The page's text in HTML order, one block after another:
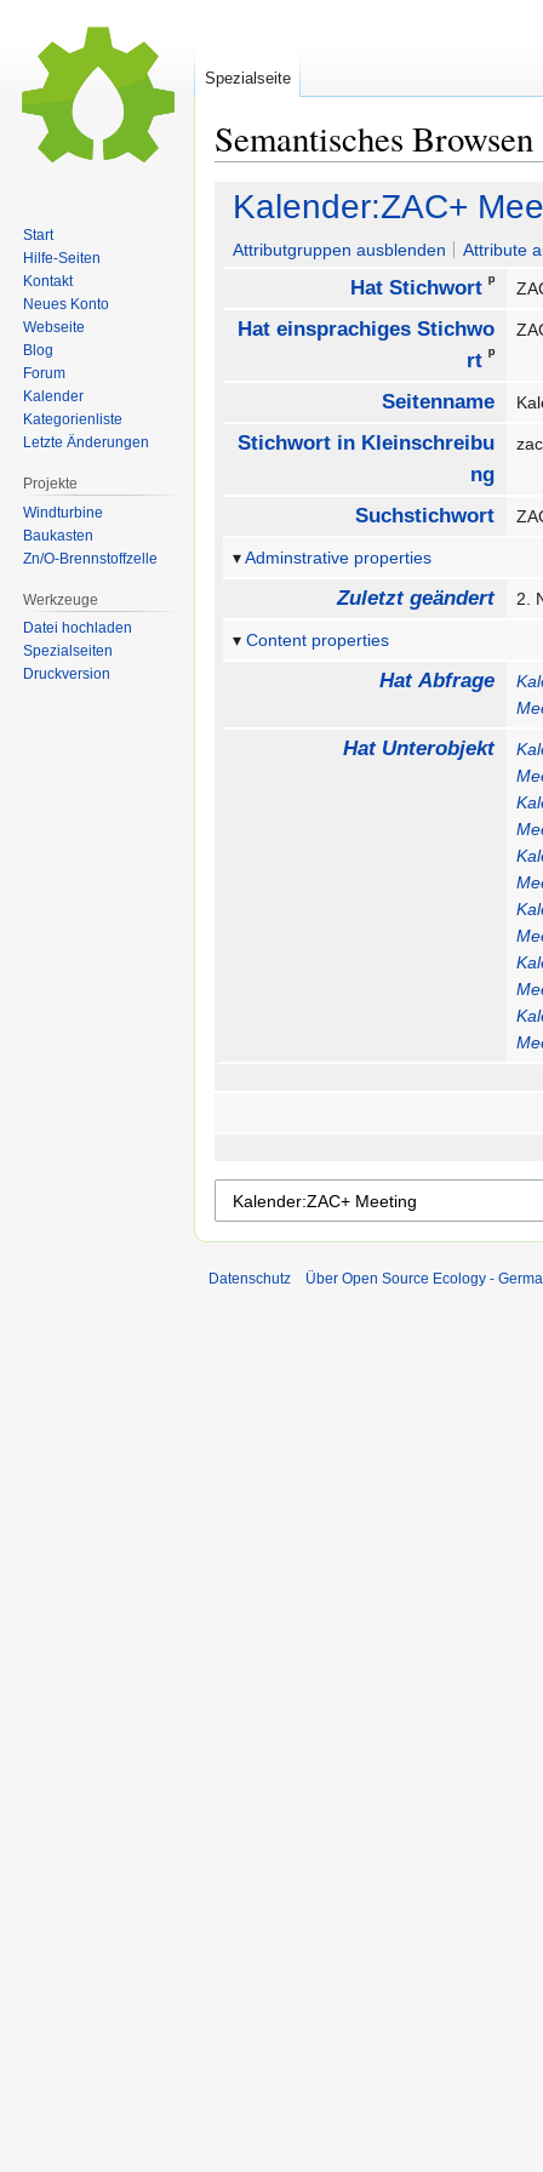
Semantisches Browsen
Zur
Navigation
springen
Zur
Suche
springen
Kalender:ZAC+
Attributgruppen ausblenden Attribute
Hat Stichwort ᵖ
Hat einsprachiges Stichwo
rt ᵖ
Seitenname
Stichwort in Kleinschreibu
ng
Suchstichwort
Adminstrative properties
Zuletzt geändert 2.
Content properties
Hat Abfrage
Hat Unterobjekt
Spezialseite
Start
Hilfe-Seiten
Kontakt
Neues Konto
Webseite
Blog
Forum
Kalender
Kategorienliste
Letzte Änderungen
Projekte
Windturbine
Baukasten
Zn/O-Brennstoffzelle
Werkzeuge
Datei hochladen
Spezialseiten
Druckversion
Datenschutz Über Open Source Ecology -